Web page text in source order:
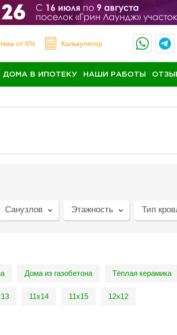
от 6% Калькулятор
ДОМА В ИПОТЕКУ НАШИ РАБОТЫ
Санузлов Этажность Тип
Дома из газобетона Тёплая керамика
11х14 11х15 12х12